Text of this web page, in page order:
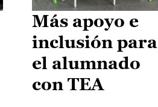
Más apoyo e
inclusión para
el alumnado
con TEA